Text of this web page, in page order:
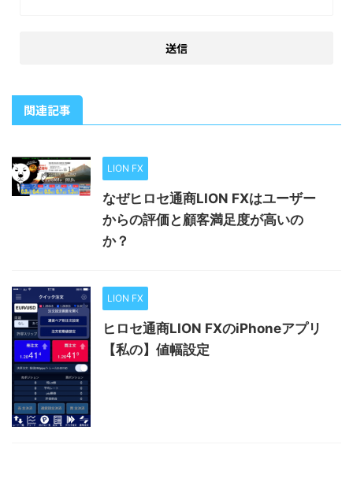
関連記事
LION FX
なぜヒロセ通商LION FXはユーザー
からの評価と顧客満足度が高いの
か？
LION FX
ヒロセ通商LION FXのiPhoneアプリ
【私の】値幅設定